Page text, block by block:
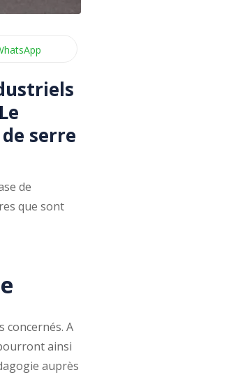
serre
de
que sont
concernés. A
ainsi
auprès